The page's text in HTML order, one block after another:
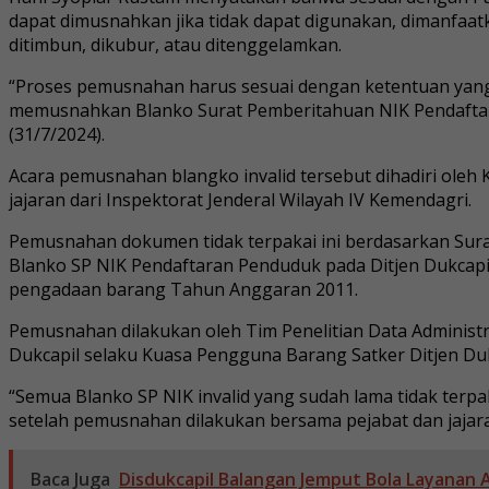
dapat dimusnahkan jika tidak dapat digunakan,
ditimbun, dikubur, atau ditenggelamkan.
“Proses pemusnahan harus sesuai dengan ketentuan
memusnahkan Blanko Surat Pemberitahuan NIK
(31/7/2024).
Acara pemusnahan blangko invalid tersebut dihadiri oleh
jajaran dari Inspektorat Jenderal Wilayah IV Kemendagri.
Pemusnahan dokumen tidak terpakai ini berdasarkan
Blanko SP NIK Pendaftaran Penduduk pada Ditjen
pengadaan barang Tahun Anggaran 2011.
Pemusnahan dilakukan oleh Tim Penelitian Data
Dukcapil selaku Kuasa Pengguna Barang Satker Ditjen
“Semua Blanko SP NIK invalid yang sudah lama tidak
setelah pemusnahan dilakukan bersama pejabat dan
Baca Juga Disdukcapil Balangan Jemput Bola